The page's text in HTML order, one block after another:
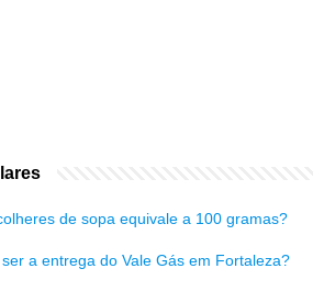
de sopa equivale a 100 gramas?
a entrega do Vale Gás em Fortaleza?